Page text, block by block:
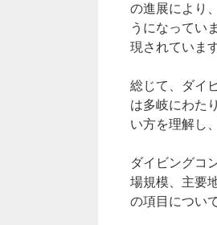
の進展により
うになってい
現されています
総じて、ダイ
は多岐にわた
い方を理解し
ダイビングコ
場規模、主要
の項目につい